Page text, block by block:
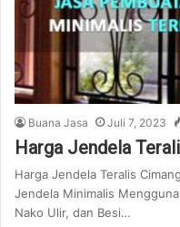
Buana Jasa Juli 7, 2023
Harga Jendela
Harga Jendela Teralis
Jendela Minimalis
Nako Ulir, dan Besi…